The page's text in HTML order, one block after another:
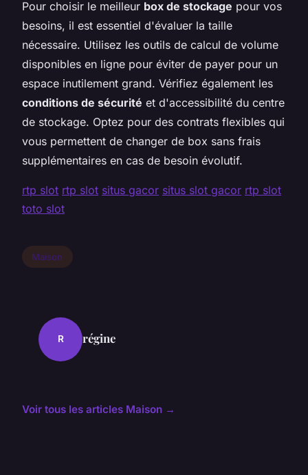
Pour choisir le meilleur box de stockage pour vos
besoins, il est essentiel d'évaluer la taille
nécessaire. Utilisez les outils de calcul de volume
disponibles en ligne pour éviter de payer pour un
espace inutilement grand. Vérifiez également les
conditions de sécurité et d'accessibilité du centre
de stockage. Optez pour des contrats flexibles qui
vous permettent de changer de box sans frais
supplémentaires en cas de besoin évolutif.
rtp slot rtp slot situs gacor situs slot gacor rtp slot
toto slot
Maison
R régine
Voir tous les articles Maison →